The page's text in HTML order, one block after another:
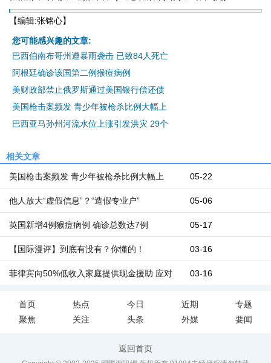
【编辑:张铭心】
您可能感兴趣的文章:
巴西伯南布哥州遭暴雨袭击 已致84人死亡
阿根廷确诊该国第二例猴痘病例
美财政部禁止俄罗斯通过美国银行偿还债
美国枪击案频发 青少年被枪杀比例大幅上
巴西亚马孙州河流水位上涨引发洪灾 29个
相关文章
05-22
美国枪击案频发 青少年被枪杀比例大幅上
05-06
他人放大“虚假信息”？“造假专业户”
05-17
英国新增4例猴痘病例 确诊总数达7例
03-16
【国际漫评】到底有没有？你懂的！
03-16
菲律宾向50%低收入家庭提供现金援助 应对
首页 热点 今日 近期
专题
聚焦
关注 头条 外媒 要闻
返回首页